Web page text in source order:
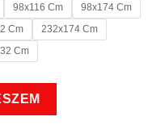
98x116 Cm
98x174 Cm
Cm
232x174 Cm
Cm